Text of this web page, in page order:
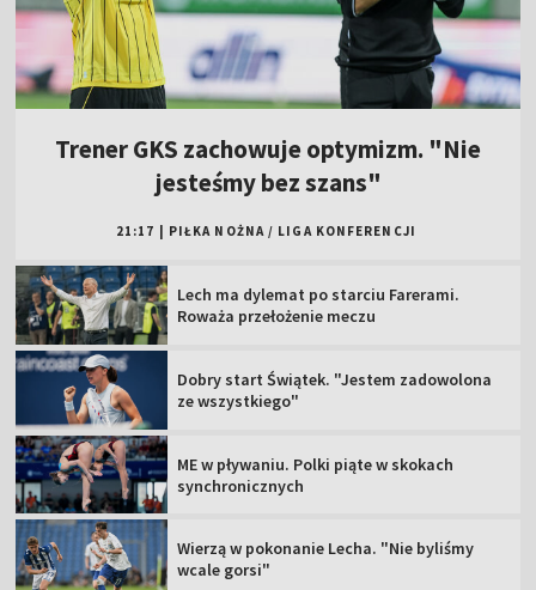
Trener GKS zachowuje optymizm. "Nie
jesteśmy bez szans"
21:17 PIŁKA NOŻNA / LIGA KONFERENCJI
Lech ma dylemat po starciu Farerami.
Roważa przełożenie meczu
Dobry start Świątek. "Jestem zadowolona
ze wszystkiego"
ME w pływaniu. Polki piąte w skokach
synchronicznych
Wierzą w pokonanie Lecha. "Nie byliśmy
wcale gorsi"